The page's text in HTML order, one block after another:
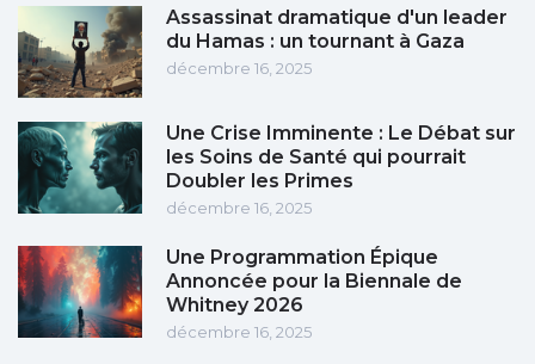
Assassinat dramatique d'un leader
du Hamas : un tournant à Gaza
décembre 16, 2025
Une Crise Imminente : Le Débat sur
les Soins de Santé qui pourrait
Doubler les Primes
décembre 16, 2025
Une Programmation Épique
Annoncée pour la Biennale de
Whitney 2026
décembre 16, 2025